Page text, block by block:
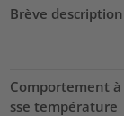
Brève description
Comportement à
sse température